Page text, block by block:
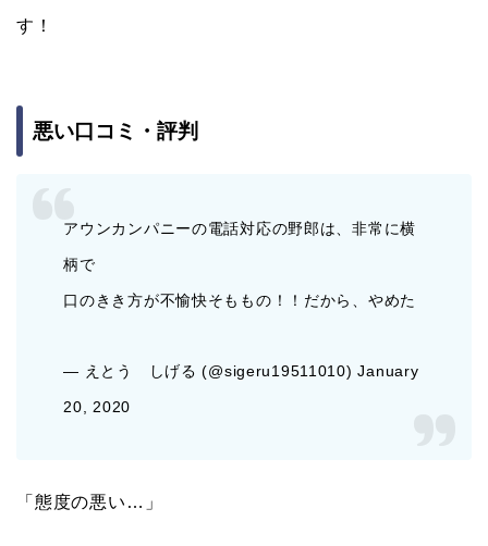
す！
悪い口コミ・評判
アウンカンパニーの電話対応の野郎は、非常に横
柄で
口のきき方が不愉快そももの！！だから、やめた
— えとう しげる (@sigeru19511010) January
20, 2020
「態度の悪い…」